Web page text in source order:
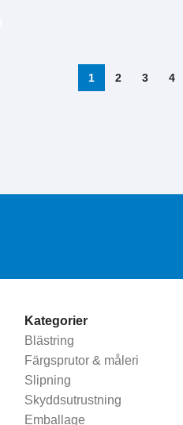
1 2 3 4
Kategorier
Blästring
Färgsprutor & måleri
Slipning
Skyddsutrustning
Emballage